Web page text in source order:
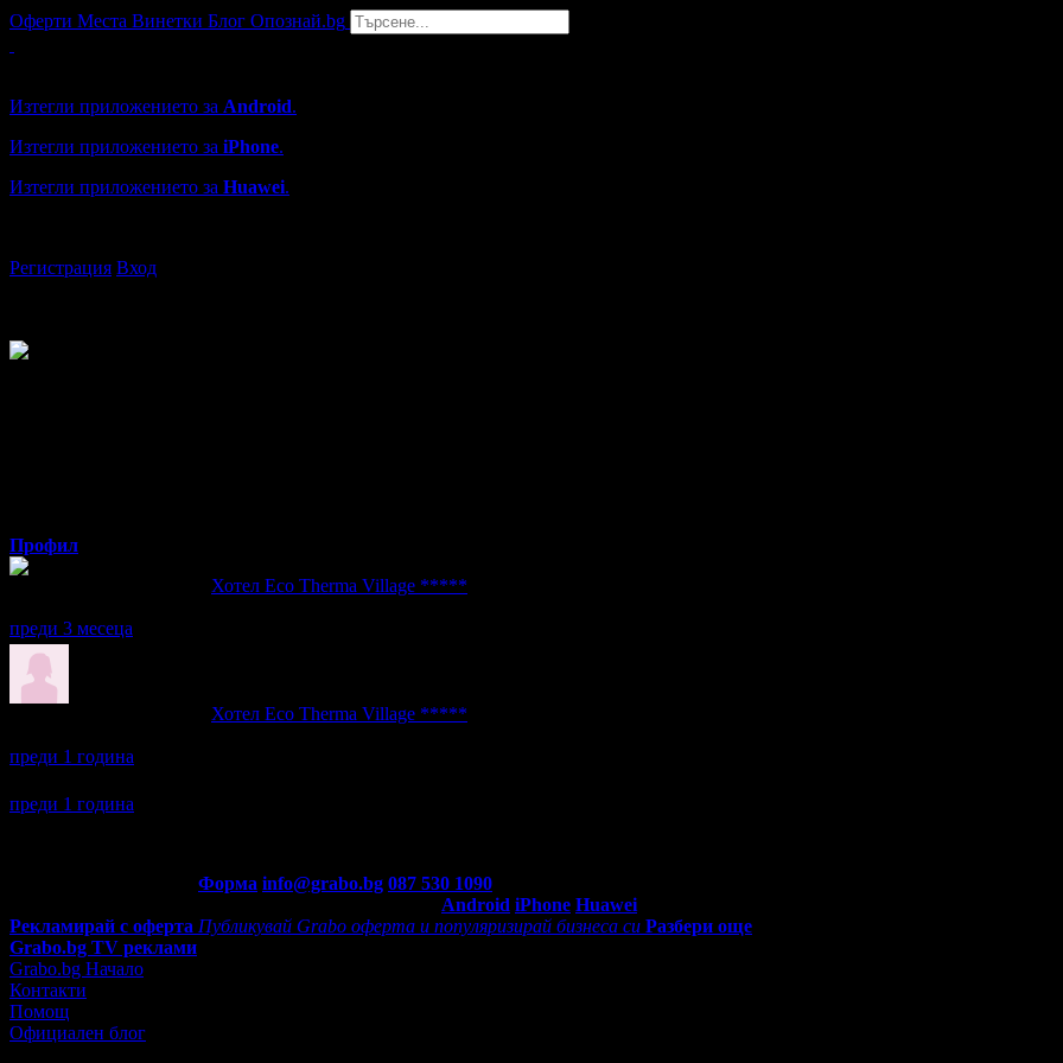
Оферти Места Винетки Блог Опознай.bg
Изтегли приложението за Android.
Изтегли приложението за iPhone.
Изтегли приложението за Huawei.
Регистрация Вход
Профил
Хотел Eco Therma Village *****
преди 3 месеца
Хотел Eco Therma Village *****
преди 1 година
преди 1 година
Форма info@grabo.bg 087 530 1090
Android iPhone Huawei
Рекламирай с оферта Публикувай Grabo оферта и популяризирай бизнеса си Разбери още
Grabo.bg TV реклами
Grabo.bg Начало
Контакти
Помощ
Официален блог